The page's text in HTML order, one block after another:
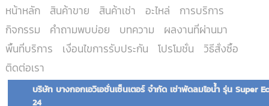
หน้าหลัก สินค้าขาย สินค้าเช่า อะไหล่
การบริการ
กิจกรรม
คำถามพบบ่อย บทความ
ผลงานที่ผ่านมา
พื้นที่บริการ
เงื่อนไขการรับประกัน โปรโมชั่น
วิธีสั่งซื้อ
ติดต่อเรา
บริษัท บางกอกเอวิเอชั่นเซ็นเตอร์ จำกัด เช่าพัดลมไอน้ำ รุ่น Super
24